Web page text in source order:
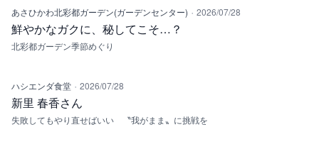
あさひかわ北彩都ガーデン(ガーデンセンター) · 2026/07/28
鮮やかなガクに、秘してこそ…？
北彩都ガーデン季節めぐり
ハシエンダ食堂 · 2026/07/28
新里 春香さん
失敗してもやり直せばいい 〝我がまま〟に挑戦を